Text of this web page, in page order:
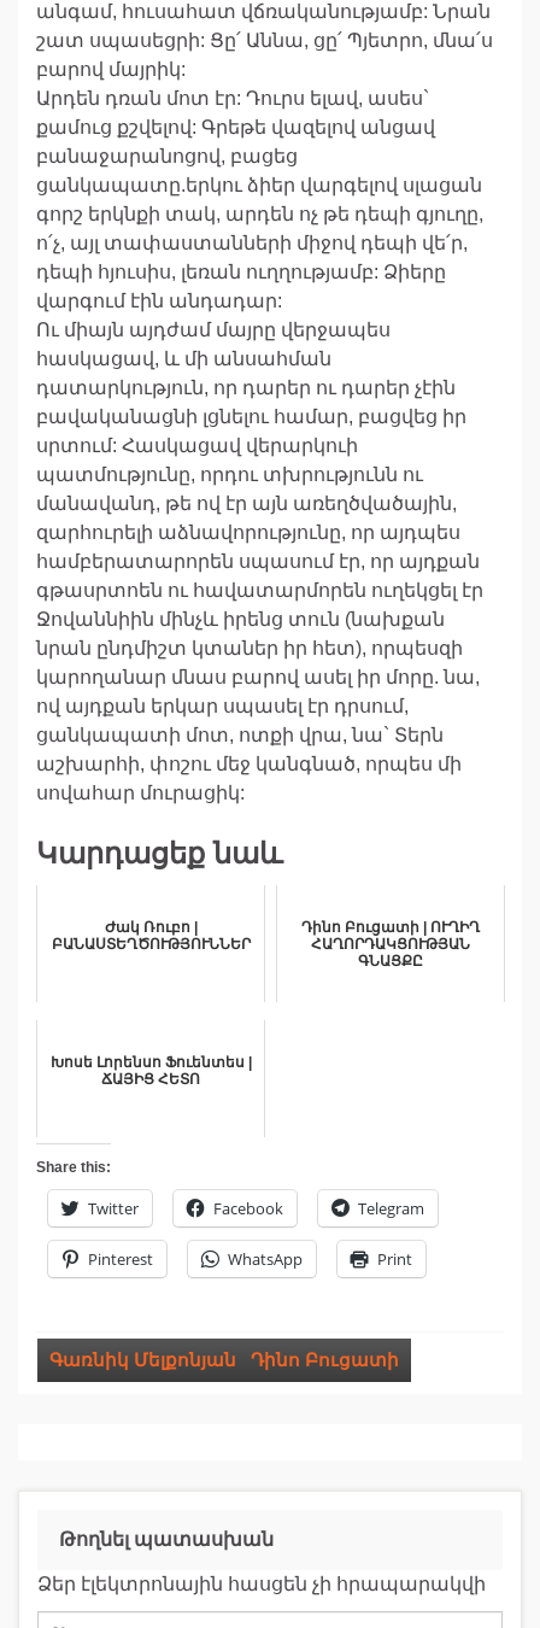
անգամ, հուսահատ վճռականությամբ: Նրան
շատ սպասեցրի: Ցը՛ Աննա, ցը՛ Պյետրո, մնա՛ս
բարով մայրիկ:
Արդեն դռան մոտ էր: Դուրս ելավ, ասես`
քամուց քշվելով: Գրեթե վազելով անցավ
բանաջարանոցով, բացեց
ցանկապատը.երկու ձիեր վարգելով սլացան
գորշ երկնքի տակ, արդեն ոչ թե դեպի գյուղը,
ո՛չ, այլ տափաստանների միջով դեպի վե՛ր,
դեպի հյուսիս, լեռան ուղղությամբ: Ձիերը
վարգում էին անդադար:
Ու միայն այդժամ մայրը վերջապես
հասկացավ, և մի անսահման
դատարկություն, որ դարեր ու դարեր չէին
բավականացնի լցնելու համար, բացվեց իր
սրտում: Հասկացավ վերարկուի
պատմությունը, որդու տխրությունն ու
մանավանդ, թե ով էր այն առեղծվածային,
զարհուրելի աձնավորությունը, որ այդպես
համբերատարորեն սպասում էր, որ այդքան
գթասրտոեն ու հավատարմորեն ուղեկցել էր
Ջովաննիին մինչև իրենց տուն (նախքան
նրան ընդմիշտ կտաներ իր հետ), որպեսզի
կարողանար մնաս բարով ասել իր մորը. նա,
ով այդքան երկար սպասել էր դրսում,
ցանկապատի մոտ, ոտքի վրա, նա` Տերն
աշխարհի, փոշու մեջ կանգնած, որպես մի
սովահար մուրացիկ:
Կարդացեք նաև
Ժակ Ռուբո |
ԲԱՆԱՍՏԵՂԾՈՒԹՅՈՒՆՆԵՐ
Դինո Բուցատի | ՈՒՂԻՂ
ՀԱՂՈՐԴԱԿՑՈՒԹՅԱՆ
ԳՆԱՑՔԸ
Խոսե Լորենսո Ֆուենտես |
ՃԱՅԻՑ ՀԵՏՈ
Share this:
Twitter Facebook Telegram
Pinterest WhatsApp Print
Գառնիկ Մելքոնյան Դինո Բուցատի
Թողնել պատասխան
Ձեր էլեկտրոնային հասցեն չի հրապարակվի